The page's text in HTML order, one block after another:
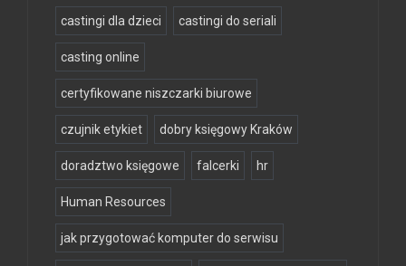
castingi dla dzieci castingi do seriali
casting online
certyfikowane niszczarki biurowe
czujnik etykiet dobry księgowy Kraków
doradztwo księgowe falcerki hr
Human Resources
jak przygotować komputer do serwisu